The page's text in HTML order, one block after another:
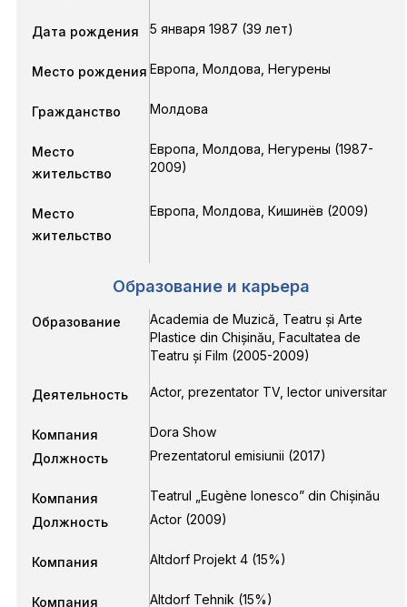
Дата рождения 5 января 1987 (39 лет)
Место рождения Европа, Молдова, Негурены
Гражданство Молдова
Место
жительство
Европа, Молдова, Негурены (1987-
2009)
Место
жительство
Европа, Молдова, Кишинёв (2009)
Образование и карьера
Образование
Academia de Muzică, Teatru și Arte
Plastice din Chișinău, Facultatea de
Teatru și Film (2005-2009)
Деятельность Actor, prezentator TV, lector universitar
Компания
Dora Show
Должность
Prezentatorul emisiunii (2017)
Компания
Teatrul „Eugène Ionesco” din Chișinău
Должность
Actor (2009)
Компания Altdorf Projekt 4 (15%)
Компания Altdorf Tehnik (15%)